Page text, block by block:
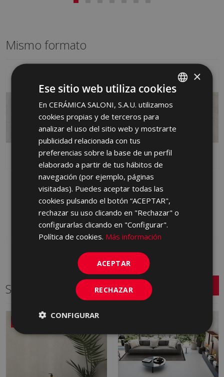
Mismo formato
ROCKWELL BLANCO 45
HLL500 | 45x90
Añadir a favoritos
ROCKWELL MARFIL 45 X
90
HLL670 | 45x90
Añadir a favoritos
Series relacionadas
SPANISH
ENGLISH
GERMAN
×
Ese sitio web utiliza cookies
En CERÁMICA SALONI, S.A.U. utilizamos
cookies propias y de terceros para
analizar el uso del sitio web y mostrarte
publicidad relacionada con tus
preferencias sobre la base de un perfil
elaborado a partir de tus hábitos de
navegación (por ejemplo, páginas
visitadas). Puedes aceptar todas las
cookies pulsando el botón “ACEPTAR",
rechazar su uso clicando en "Rechazar" o
configurarlas clicando en "Configurar".
Política de cookies. Más información
ACEPTAR
RECHAZAR
CONFIGURAR